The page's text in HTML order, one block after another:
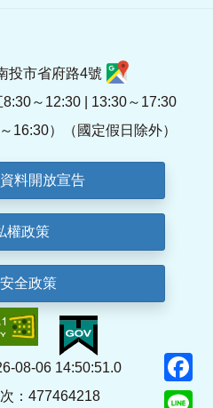
投市省府路4號
～12:30 | 13:30～17:30
16:30）（國定假日除外）
料開放宣告
權政策
全政策
08-06 14:50:51.0
：477464218